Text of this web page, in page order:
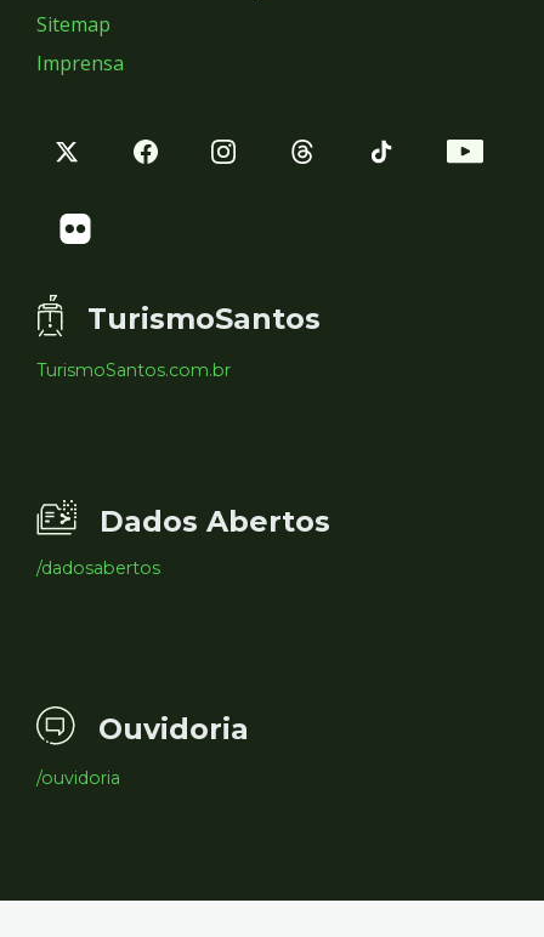
Sitemap
Imprensa
TurismoSantos
TurismoSantos.com.br
Dados Abertos
/dadosabertos
Ouvidoria
/ouvidoria